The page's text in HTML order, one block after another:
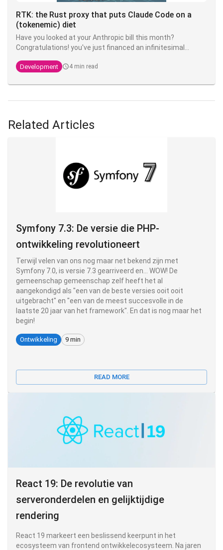
RTK: the Rust proxy that puts Claude Code on a
(tokenemic) diet
Have you looked at your Anthropic bill this month?
Congratulations! you've just financed an infinitesimal
an open source tool that can divide your token
Development 4 min read
Related Articles
Symfony 7.3: De versie die PHP-
ontwikkeling revolutioneert
Terwijl velen van ons nog maar net bekend zijn met
Symfony 7.0, is versie 7.3 gearriveerd en... WOW! De
gemeenschap gemeenschap zelf heeft het al
aangekondigd als "een van de beste versies ooit ooit
uitgebracht" en "een van de meest succesvolle in de
laatste 20 jaar van het framework". En dat is nog maar het
begin!
Ontwikkeling 9 min
READ MORE
React 19: De revolutie van
serveronderdelen en gelijktijdige
rendering
React 19 markeert een beslissend keerpunt in het
ecosysteem van frontend ontwikkelecosysteem. Na jaren